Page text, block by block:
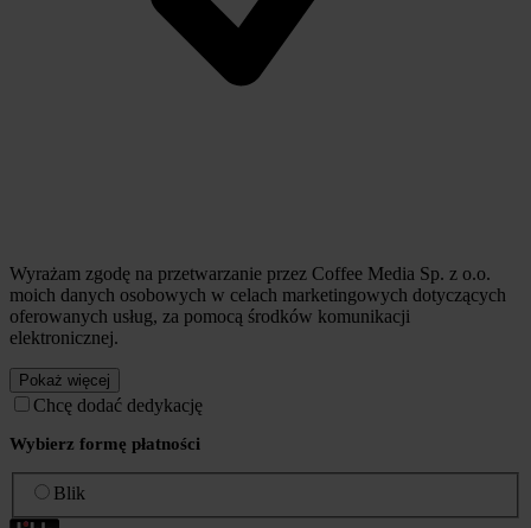
Wyrażam zgodę na przetwarzanie przez Coffee Media Sp. z o.o.
moich danych osobowych w celach marketingowych dotyczących
oferowanych usług, za pomocą środków komunikacji
elektronicznej.
Pokaż więcej
Chcę dodać dedykację
Wybierz formę płatności
Blik